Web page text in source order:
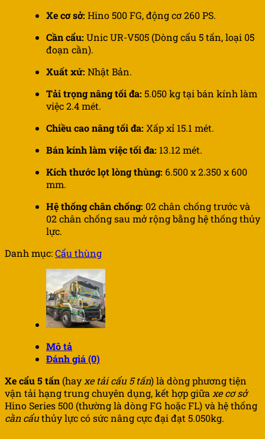
Xe cơ sở: Hino 500 FG, động cơ 260 PS.
Cần cẩu: Unic UR-V505 (Dòng cẩu 5 tấn, loại 05
đoạn cần).
Xuất xứ: Nhật Bản.
Tải trọng nâng tối đa: 5.050 kg tại bán kính làm
việc 2.4 mét.
Chiều cao nâng tối đa: Xấp xỉ 15.1 mét.
Bán kính làm việc tối đa: 13.12 mét.
Kích thước lọt lòng thùng: 6.500 x 2.350 x 600
mm.
Hệ thống chân chống: 02 chân chống trước và
02 chân chống sau mở rộng bằng hệ thống thủy
lực.
Danh mục:Cẩu thùng
Mô tả
Đánh giá (0)
Xe cẩu 5 tấn (hayxe tải cẩu 5 tấn) là dòng phương tiện
vận tải hạng trung chuyên dụng, kết hợp giữaxe cơ sở
Hino Series 500 (thường là dòng FG hoặc FL) và hệ thống
cần cẩuthủy lực có sức nâng cực đại đạt 5.050kg.